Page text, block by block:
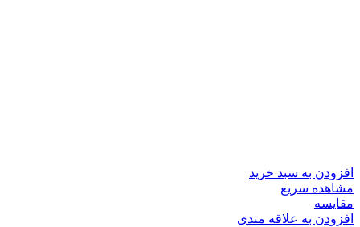
افزودن به سبد خرید
مشاهده سریع
مقایسه
افزودن به علاقه مندی